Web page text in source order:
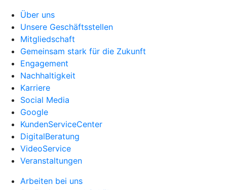
Über uns
Unsere Geschäftsstellen
Mitgliedschaft
Gemeinsam stark für die Zukunft
Engagement
Nachhaltigkeit
Karriere
Social Media
Google
KundenServiceCenter
DigitalBeratung
VideoService
Veranstaltungen
Arbeiten bei uns